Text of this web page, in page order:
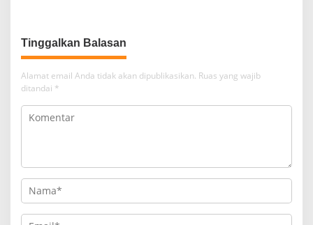
Tinggalkan Balasan
Alamat email Anda tidak akan dipublikasikan. Ruas yang wajib
ditandai *